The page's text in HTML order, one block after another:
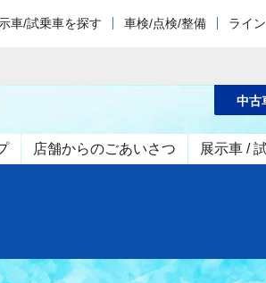
車/試乗車を探す 車検/点検/整備 ライ
店舗からのごあいさつ 展示車 /
中古